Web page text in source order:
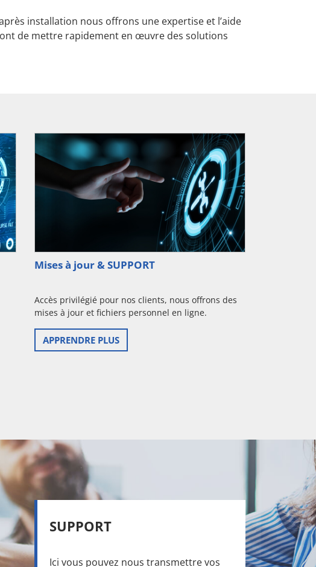
installation nous offrons une expertise et l’aide
de mettre rapidement en œuvre des solutions
Mises à jour & SUPPORT
Accès privilégié pour nos clients, nous offrons des
mises à jour et fichiers personnel en ligne.
APPRENDRE PLUS
SUPPORT
Ici vous pouvez nous transmettre vos